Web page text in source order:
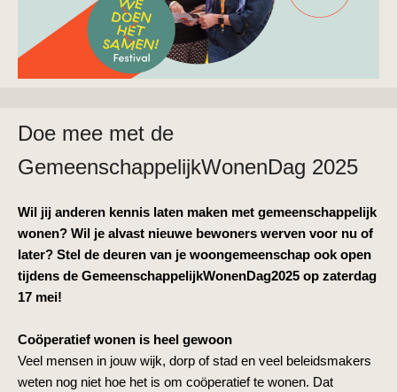
Doe mee met de
GemeenschappelijkWonenDag 2025
Wil jij anderen kennis laten maken met gemeenschappelijk
wonen? Wil je alvast nieuwe bewoners werven voor nu of
later? Stel de deuren van je woongemeenschap ook open
tijdens de GemeenschappelijkWonenDag2025 op zaterdag
17 mei!
Coöperatief wonen is heel gewoon
Veel mensen in jouw wijk, dorp of stad en veel beleidsmakers
weten nog niet hoe het is om coöperatief te wonen. Dat